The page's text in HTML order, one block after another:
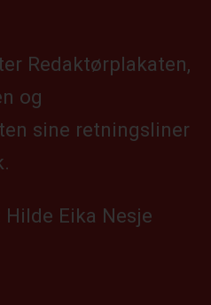
Redaktørplakaten,
og
sine retningsliner
Eika Nesje